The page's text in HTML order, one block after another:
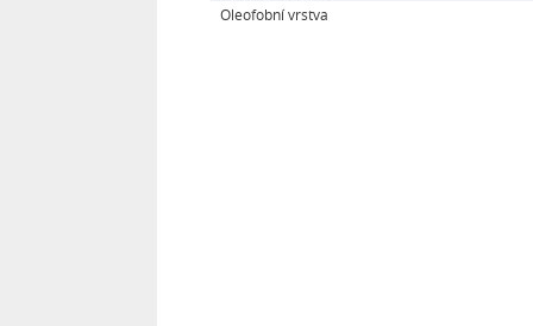
Oleofobní vrstva